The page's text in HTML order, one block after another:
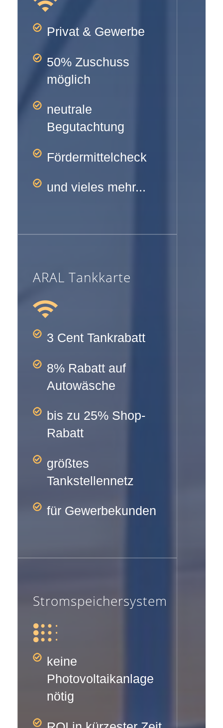
Privat & Gewerbe
50% Zuschuss
möglich
neutrale
Begutachtung
Fördermittelcheck
und vieles mehr...
ARAL Tankkarte
3 Cent Tankrabatt
8% Rabatt auf
Autowäsche
bis zu 25% Shop-
Rabatt
größtes
Tankstellennetz
für Gewerbekunden
Stromspeichersystem
keine
Photovoltaikanlage
nötig